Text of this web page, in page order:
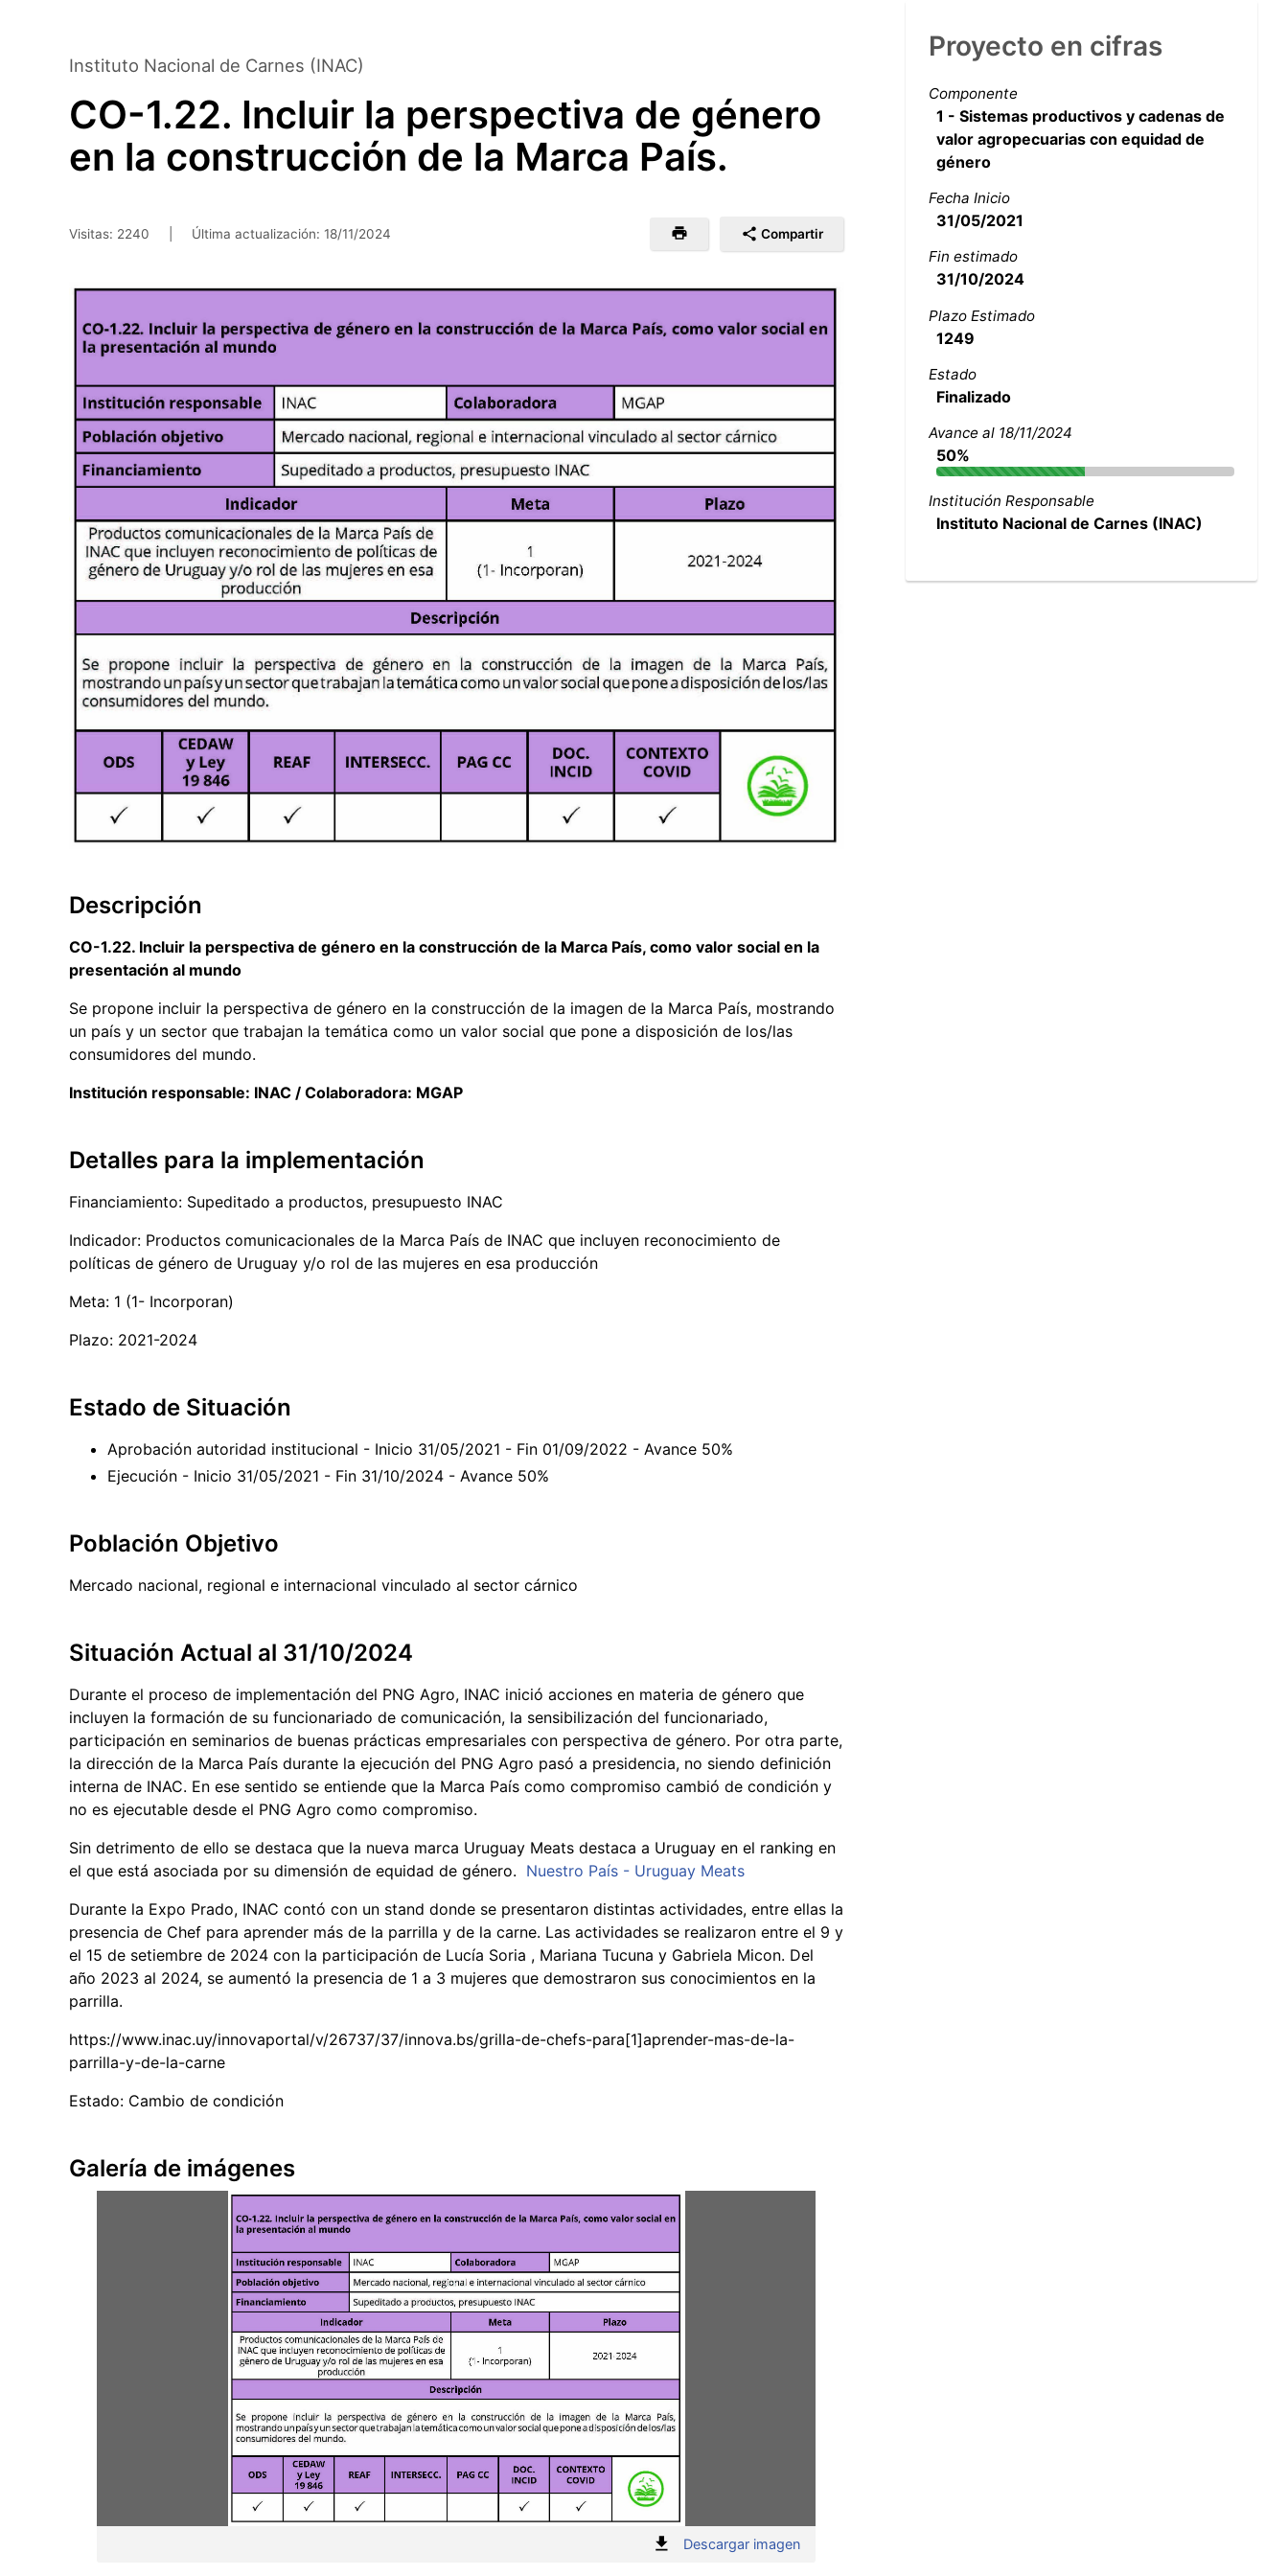
contenidoInstituto Nacional de Carnes (INAC)
CO-1.22. Incluir la perspectiva de género
en la construcción de la Marca País.
Visitas: 2240 Última actualización: 18/11/2024 Compartir
Descripción
CO-1.22. Incluir la perspectiva de género en la construcción de la Marca País, como valor social en la
presentación al mundo
Se propone incluir la perspectiva de género en la construcción de la imagen de la Marca País, mostrando
un país y un sector que trabajan la temática como un valor social que pone a disposición de los/las
consumidores del mundo.
Institución responsable: INAC / Colaboradora: MGAP
Detalles para la implementación
Financiamiento: Supeditado a productos, presupuesto INAC
Indicador: Productos comunicacionales de la Marca País de INAC que incluyen reconocimiento de
políticas de género de Uruguay y/o rol de las mujeres en esa producción
Meta: 1 (1- Incorporan)
Plazo: 2021-2024
Estado de Situación
Aprobación autoridad institucional - Inicio 31/05/2021 - Fin 01/09/2022 - Avance 50%
Ejecución - Inicio 31/05/2021 - Fin 31/10/2024 - Avance 50%
Población Objetivo
Mercado nacional, regional e internacional vinculado al sector cárnico
Situación Actual al 31/10/2024
Durante el proceso de implementación del PNG Agro, INAC inició acciones en materia de género que
incluyen la formación de su funcionariado de comunicación, la sensibilización del funcionariado,
participación en seminarios de buenas prácticas empresariales con perspectiva de género. Por otra parte,
la dirección de la Marca País durante la ejecución del PNG Agro pasó a presidencia, no siendo definición
interna de INAC. En ese sentido se entiende que la Marca País como compromiso cambió de condición y
no es ejecutable desde el PNG Agro como compromiso.
Sin detrimento de ello se destaca que la nueva marca Uruguay Meats destaca a Uruguay en el ranking en
el que está asociada por su dimensión de equidad de género. Nuestro País - Uruguay Meats
Durante la Expo Prado, INAC contó con un stand donde se presentaron distintas actividades, entre ellas la
presencia de Chef para aprender más de la parrilla y de la carne. Las actividades se realizaron entre el 9 y
el 15 de setiembre de 2024 con la participación de Lucía Soria , Mariana Tucuna y Gabriela Micon. Del
año 2023 al 2024, se aumentó la presencia de 1 a 3 mujeres que demostraron sus conocimientos en la
parrilla.
https://www.inac.uy/innovaportal/v/26737/37/innova.bs/grilla-de-chefs-para[1]aprender-mas-de-la-
parrilla-y-de-la-carne
Estado: Cambio de condición
Galería de imágenes
Descargar imagen:
Proyecto en cifras
Componente
1 - Sistemas productivos y cadenas de
valor agropecuarias con equidad de
género
Fecha Inicio
31/05/2021
Fin estimado
31/10/2024
Plazo Estimado
1249
Estado
Finalizado
Avance al 18/11/2024
50%
Institución Responsable
Instituto Nacional de Carnes (INAC)